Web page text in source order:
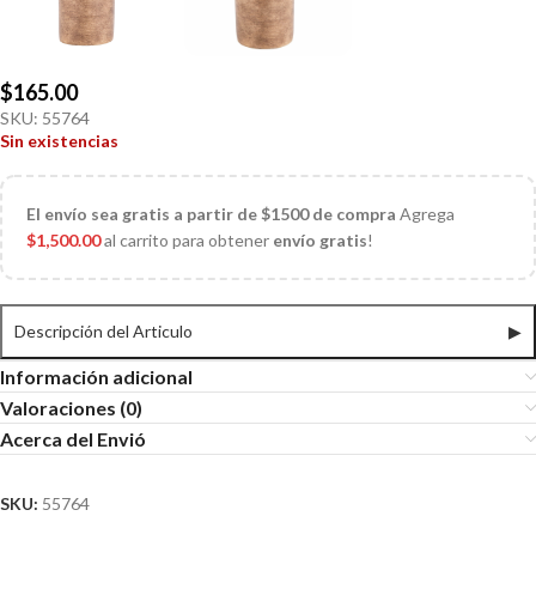
$165.00
SKU: 55764
Sin existencias
El envío sea gratis a partir de $1500 de compra Agrega
$1,500.00al carrito para obtener envío gratis!
Descripción del Articulo ▶
Información adicional
Valoraciones (0)
Acerca del Envió
SKU: 55764